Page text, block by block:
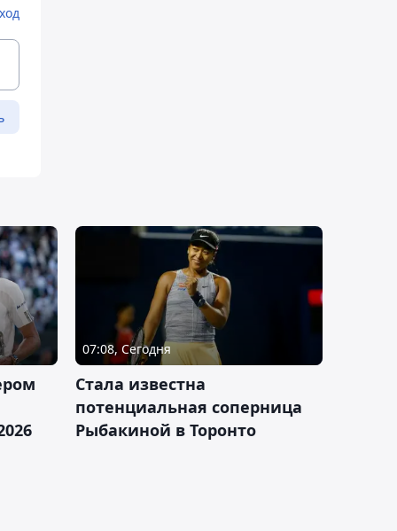
07:08, Сегодня
Cтала известна
потенциальная соперница
Рыбакиной в Торонто